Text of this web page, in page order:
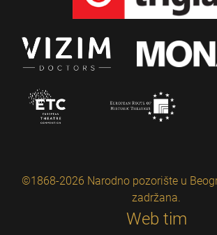
©1868-2026 Narodno pozorište u
zadržana.
Web tim